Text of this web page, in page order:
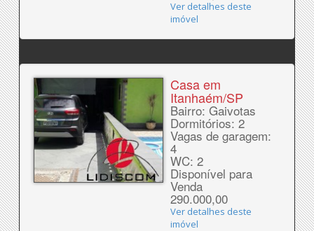
Ver detalhes deste
imóvel
Casa em
Itanhaém/SP
Bairro: Gaivotas
Dormitórios: 2
Vagas de garagem:
4
WC: 2
Disponível para
Venda
290.000,00
Ver detalhes deste
imóvel